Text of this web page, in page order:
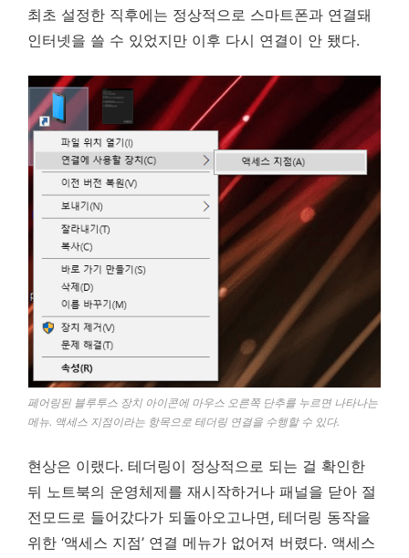
최초 설정한 직후에는 정상적으로 스마트폰과 연결돼
인터넷을 쓸 수 있었지만 이후 다시 연결이 안 됐다.
페어링된 블루투스 장치 아이콘에 마우스 오른쪽 단추를 누르면 나타나는
메뉴. 액세스 지점이라는 항목으로 테더링 연결을 수행할 수 있다.
현상은 이랬다. 테더링이 정상적으로 되는 걸 확인한
뒤 노트북의 운영체제를 재시작하거나 패널을 닫아 절
전모드로 들어갔다가 되돌아오고나면, 테더링 동작을
위한 ‘액세스 지점’ 연결 메뉴가 없어져 버렸다. 액세스